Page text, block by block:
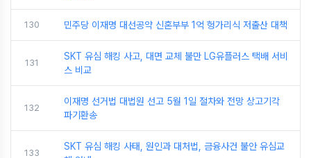
130 민주당 이재명 대선공약 신혼부부 1억 헝가리식 저출산 대책
131
SKT 유심 해킹 사고, 대면 교체 불만 LG유플러스 택배 서비
스 비교
132
이재명 선거법 대법원 선고 5월 1일 절차와 전망 상고기각
파기환송
133
SKT 유심 해킹 사태, 원인과 대처법, 금융사건 불안 유심교